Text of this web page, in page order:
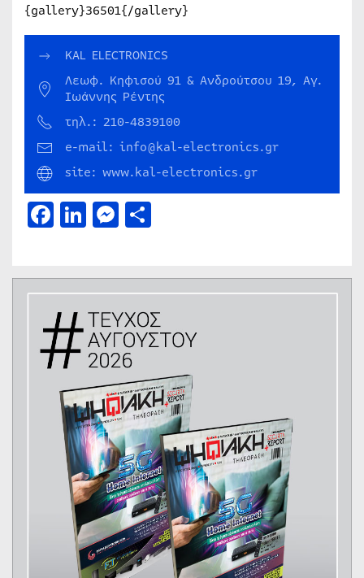
{gallery}36501{/gallery}
KAL ELECTRONICS
Λεωφ. Κηφισού 91 & Ανδρούτσου 19, Αγ.
Ιωάννης Ρέντης
τηλ.: 210-4839100
e-mail: info@kal-electronics.gr
site: www.kal-electronics.gr
Facebook
LinkedIn
Messenger